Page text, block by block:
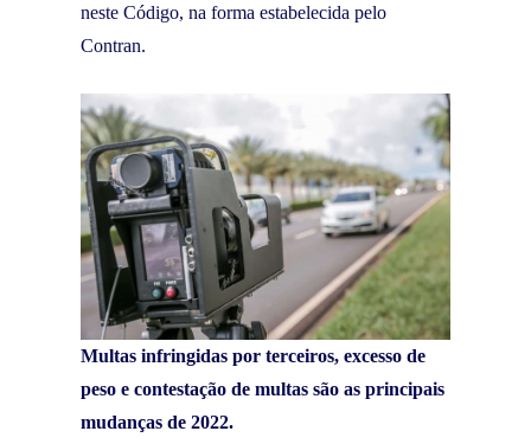
neste Código, na forma estabelecida pelo
Contran.
Multas infringidas por terceiros, excesso de
peso e contestação de multas são as principais
mudanças de 2022.